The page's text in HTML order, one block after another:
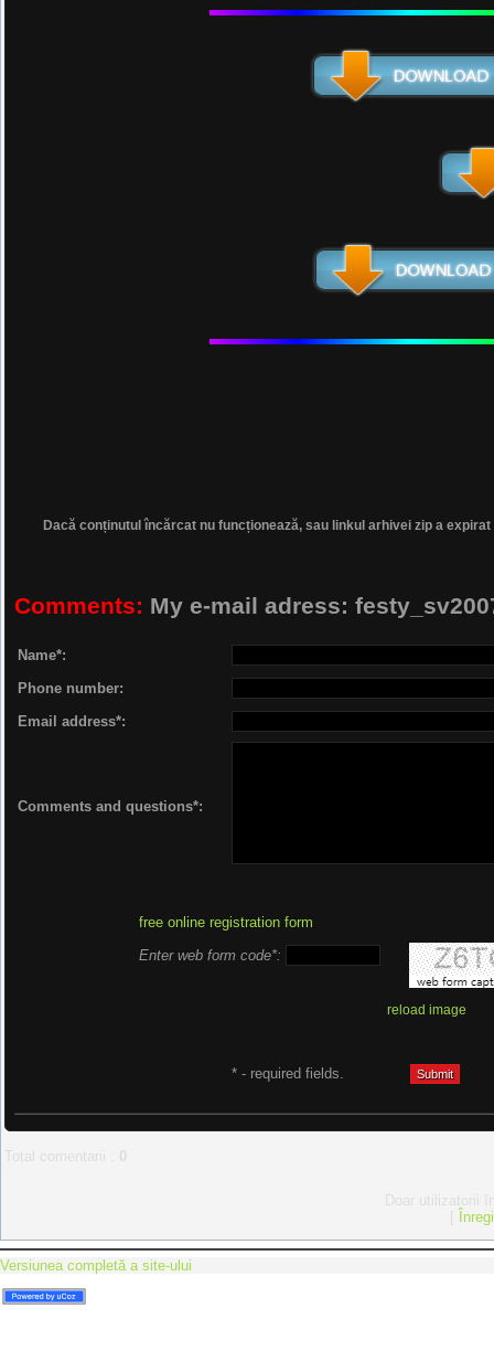
Dacă conținutul încărcat nu funcționează, sau linkul arhivei zip a
Comments: My e-mail adress:
Name*:
Phone number:
Email address*:
Comments and questions*:
free online registration form
Enter web form code*:
reload image
* - required fields.
Versiunea completă a site-ului